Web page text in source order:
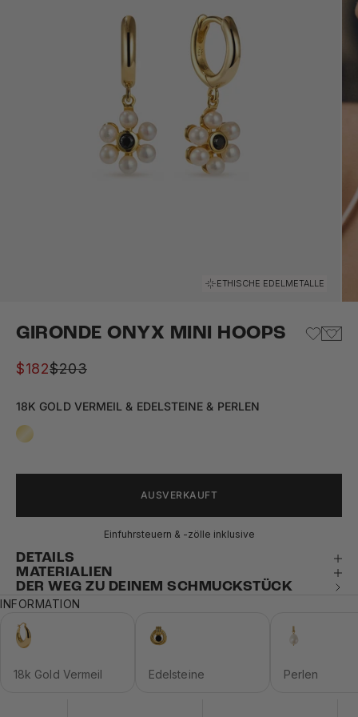
ETHISCHE EDELMETALLE
Gehe zu Element 1
Gehe zu Element 2
Gehe zu Element 3
Gehe zu Element 4
Gehe zu Element 5
GIRONDE ONYX MINI HOOPS
Angebot
$182Regulärer Preis
$203
18K GOLD VERMEIL & EDELSTEINE & PERLEN
AUSVERKAUFT
Einfuhrsteuern & -zölle inklusive
DETAILS
MATERIALIEN
DER WEG ZU DEINEM SCHMUCKSTÜCK
INFORMATION
18k Gold Vermeil Edelsteine Perlen